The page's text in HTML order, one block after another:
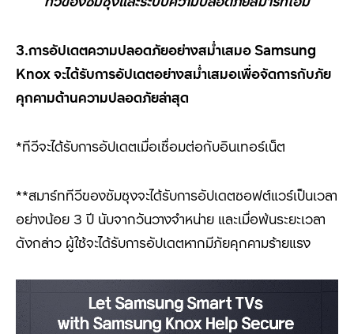
3.การอัปเดตความปลอดภัยอย่างสม่ำเสมอSamsung
Knoxจะได้รับการอัปเดตอย่างสม่ำเสมอเพื่อจัดการกับภัย
คุกคามด้านความปลอดภัยล่าสุด
*ทีวีจะได้รับการอัปเดตเมื่อเชื่อมต่อกับอินเทอร์เน็ต
**สมาร์ททีวีของซัมซุงจะได้รับการอัปเดตซอฟต์แวร์เป็นเวลา
อย่างน้อย 3 ปี นับจากวันวางจำหน่าย และเมื่อพ้นระยะเวลา
ดังกล่าว ผู้ใช้จะได้รับการอัปเดตหากมีภัยคุกคามร้ายแรง